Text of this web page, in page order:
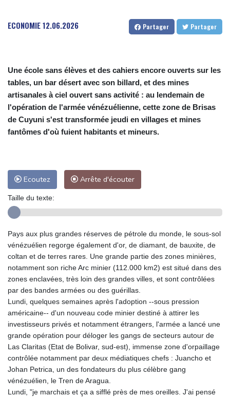
maltraitance et d'exploitation, avertissent des ONG
ECONOMIE12.06.2026 Partager Partager
Une école sans élèves et des cahiers encore ouverts sur les
tables, un bar désert avec son billard, et des mines
artisanales à ciel ouvert sans activité : au lendemain de
l'opération de l'armée vénézuélienne, cette zone de Brisas
de Cuyuni s'est transformée jeudi en villages et mines
fantômes d'où fuient habitants et mineurs.
Ecoutez Arrête d'écouter
Taille du texte:
Pays aux plus grandes réserves de pétrole du monde, le sous-sol
vénézuélien regorge également d'or, de diamant, de bauxite, de
coltan et de terres rares. Une grande partie des zones minières,
notamment son riche Arc minier (112.000 km2) est situé dans des
zones enclavées, très loin des grandes villes, et sont contrôlées
par des bandes armées ou des guérillas.
Lundi, quelques semaines après l'adoption --sous pression
américaine-- d'un nouveau code minier destiné à attirer les
investisseurs privés et notamment étrangers, l'armée a lancé une
grande opération pour déloger les gangs de secteurs autour de
Las Claritas (Etat de Bolivar, sud-est), immense zone d'orpaillage
contrôlée notamment par deux médiatiques chefs : Juancho et
Johan Petrica, un des fondateurs du plus célèbre gang
vénézuélien, le Tren de Aragua.
Lundi, "je marchais et ça a sifflé près de mes oreilles. J'ai pensé